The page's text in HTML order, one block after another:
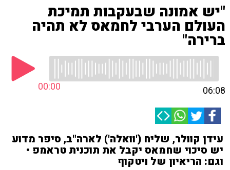
"יש אמונה שבעקבות תמיכת
העולם הערבי לחמאס לא תהיה
ברירה"
00:00 06:08
עידן קוולר, שליח ('וואלה') לארה"ב, סיפר מדוע
יש סיכוי שחמאס יקבל את תוכנית טראמפ •
וגם: הריאיון של ויטקוף